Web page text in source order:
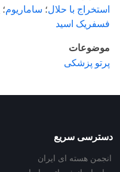
استخراج با حلال؛ ساماریوم؛
فسفریک اسید
موضوعات
پرتو پزشکی
دسترسی سریع
انجمن هسته ای ایران